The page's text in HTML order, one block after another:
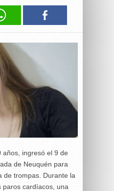
años, ingresó el 9 de
de Neuquén para
de trompas. Durante la
paros cardíacos, una